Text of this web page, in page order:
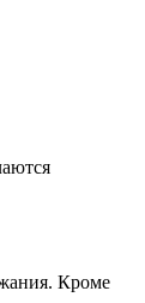
Кроме